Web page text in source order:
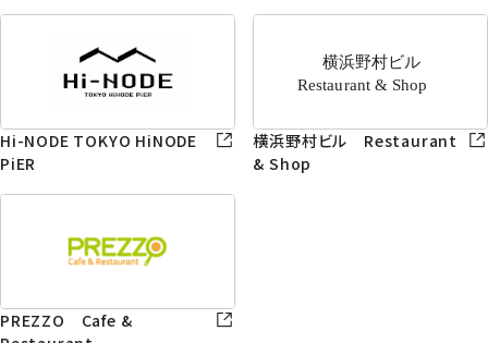
Hi-NODE TOKYO HiNODE
PiER
横浜野村ビル Restaurant
& Shop
PREZZO Cafe &